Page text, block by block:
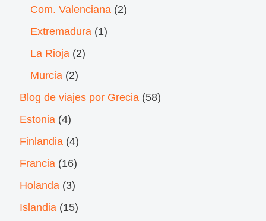
Com. Valenciana (2)
Extremadura (1)
La Rioja (2)
Murcia (2)
Blog de viajes por Grecia (58)
Estonia (4)
Finlandia (4)
Francia (16)
Holanda (3)
Islandia (15)